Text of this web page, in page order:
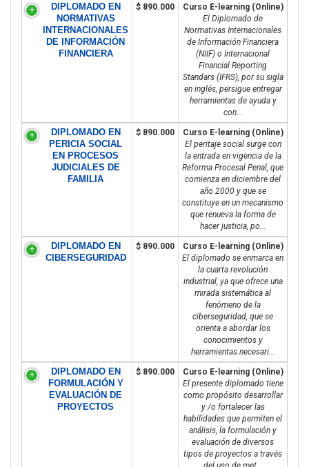
DIPLOMADO EN
NORMATIVAS
INTERNACIONALES
DE INFORMACIÓN
FINANCIERA
$ 890.000
Curso E-learning (Online)
El Diplomado de
Normativas Internacionales
de Información Financiera
(NIIF) o Internacional
Financial Reporting
Standars (IFRS), por su sigla
en inglés, persigue entregar
herramientas de ayuda y
con...
DIPLOMADO EN
PERICIA SOCIAL
EN PROCESOS
JUDICIALES DE
FAMILIA
$ 890.000
Curso E-learning (Online)
El peritaje social surge con
la entrada en vigencia de la
Reforma Procesal Penal, que
comienza en diciembre del
año 2000 y que se
constituye en un mecanismo
que renueva la forma de
hacer justicia, po...
DIPLOMADO EN
CIBERSEGURIDAD
$ 890.000
Curso E-learning (Online)
El diplomado se enmarca en
la cuarta revolución
industrial, ya que ofrece una
mirada sistemática al
fenómeno de la
ciberseguridad, que se
orienta a abordar los
conocimientos y
herramientas necesari...
DIPLOMADO EN
FORMULACIÓN Y
EVALUACIÓN DE
PROYECTOS
$ 890.000
Curso E-learning (Online)
El presente diplomado tiene
como propósito desarrollar
y /o fortalecer las
habilidades que permiten el
análisis, la formulación y
evaluación de diversos
tipos de proyectos a través